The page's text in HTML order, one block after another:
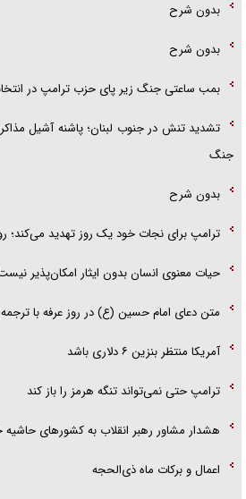
بدون شرح
بدون شرح
بمب ساعتی جنگ زیر پای حزب ترام‍پ در
تشدید تنش در جنوب لبنان؛ پاشنه آشیل
جنگ
بدون شرح
ترامپ برای نجات خود یک روز تهدید می‌کند؛
حیات معنوی انسان بدون ایثار امکان‌پذیر
متن دعای امام حسین (ع) در روز عرفه با
آمریکا منتظر بنزین ۶ دلاری باشد
ترامپ حتی نمی‌تواند تنگه هرمز را باز کند
هشدار مشاور رهبر انقلاب به کشور‌های
اعمال و برکات ماه ذی‌الحجه